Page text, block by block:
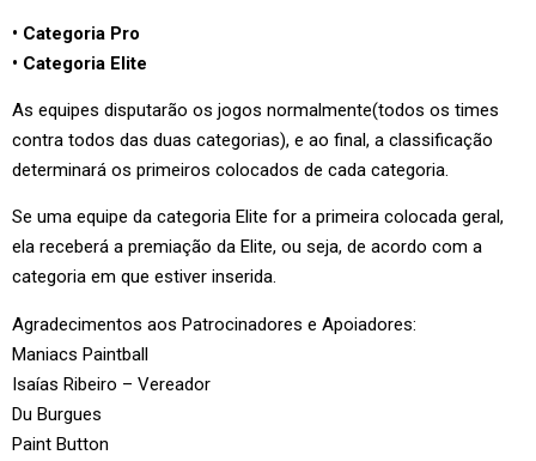
• Categoria Pro
• Categoria Elite
As equipes disputarão os jogos normalmente(todos os times
contra todos das duas categorias), e ao final, a classificação
determinará os primeiros colocados de cada categoria.
Se uma equipe da categoria Elite for a primeira colocada geral,
ela receberá a premiação da Elite, ou seja, de acordo com a
categoria em que estiver inserida.
Agradecimentos aos Patrocinadores e Apoiadores:
Maniacs Paintball
Isaías Ribeiro – Vereador
Du Burgues
Paint Button